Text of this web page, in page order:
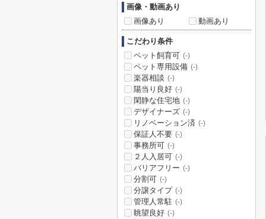
画像・動画あり
画像あり
動画あり
こだわり条件
ペット飼育可 (-)
ペット専用設備 (-)
楽器相談 (-)
陽当り良好 (-)
閑静な住宅地 (-)
デザイナーズ (-)
リノベーション済 (-)
保証人不要 (-)
事務所可 (-)
２人入居可 (-)
バリアフリー (-)
分割可 (-)
分譲タイプ (-)
管理人常駐 (-)
眺望良好 (-)